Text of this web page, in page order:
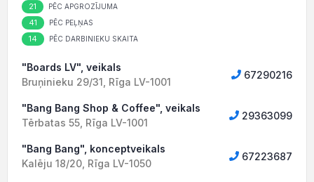
21 PĒC APGROZĪJUMA
41 PĒC PEĻŅAS
14 PĒC DARBINIEKU SKAITA
"Boards LV", veikals
Bruņinieku 29/31, Rīga LV-1001
67290216
"Bang Bang Shop & Coffee", veikals
Tērbatas 55, Rīga LV-1001
29363099
"Bang Bang", konceptveikals
Kalēju 18/20, Rīga LV-1050
67223687